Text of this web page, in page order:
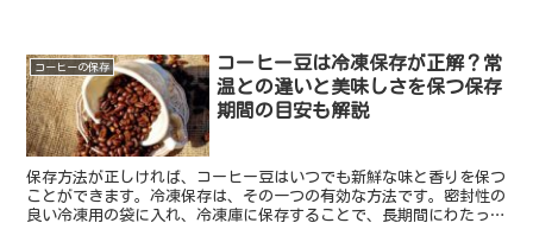
コーヒーの保存
コーヒー豆は冷凍保存が正解？常
温との違いと美味しさを保つ保存
期間の目安も解説
保存方法が正しければ、コーヒー豆はいつでも新鮮な味と香りを保つ
ことができます。冷凍保存は、その一つの有効な方法です。密封性の
良い冷凍用の袋に入れ、冷凍庫に保存することで、長期間にわたって